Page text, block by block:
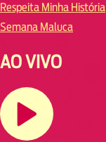
Respeita Minha História
Semana Maluca
AO VIVO